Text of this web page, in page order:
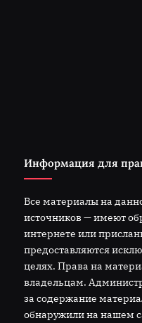
Информация для
Все материалы на
источников — имеют
интернете или
предоставляются
целях. Права на
владельцам.
за содержание
обнаружили на нашем